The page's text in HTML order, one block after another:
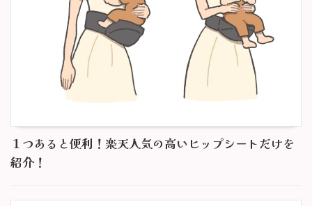
１つあると便利！楽天人気の高いヒップシートだけを
紹介！